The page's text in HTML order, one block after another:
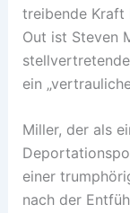
treibende Kraft
Out ist Steven
ein
Miller, der als
einer
nach der